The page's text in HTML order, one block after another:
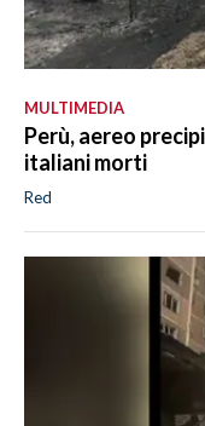
MULTIMEDIA
Perù, aereo
italiani morti
Red